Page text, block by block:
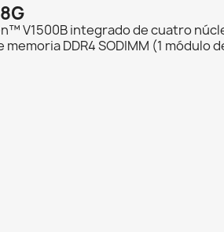
V1500B integrado de cuatro
memoria DDR4 SODIMM (1 módulo